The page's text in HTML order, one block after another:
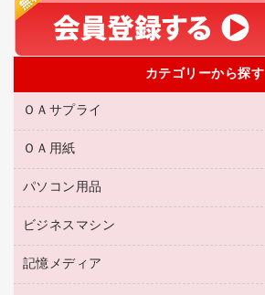
カテゴリーから探す
ＯＡサプライ
互換インクカートリッジ
リサイクルトナー（リターン方式）
リサイクルトナー（プール方式）
リサイクルインクカートリッジ
プリンタ用リボン
ＯＡ用紙
名刺用紙
帳票用紙／フォーム用紙
ワープロ用紙
ラベル用紙
パソコン用品
パソコン周辺機器
各種ケーブル
マウスパッド
ビジネスマシン
電話機
記憶メディア